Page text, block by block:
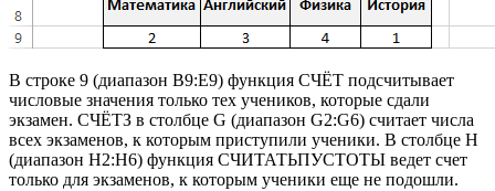
В строке 9 (диапазон B9:E9) функция СЧЁТ подсчитывает
числовые значения только тех учеников, которые сдали
экзамен. СЧЁТЗ в столбце G (диапазон G2:G6) считает числа
всех экзаменов, к которым приступили ученики. В столбце H
(диапазон H2:H6) функция СЧИТАТЬПУСТОТЫ ведет счет
только для экзаменов, к которым ученики еще не подошли.